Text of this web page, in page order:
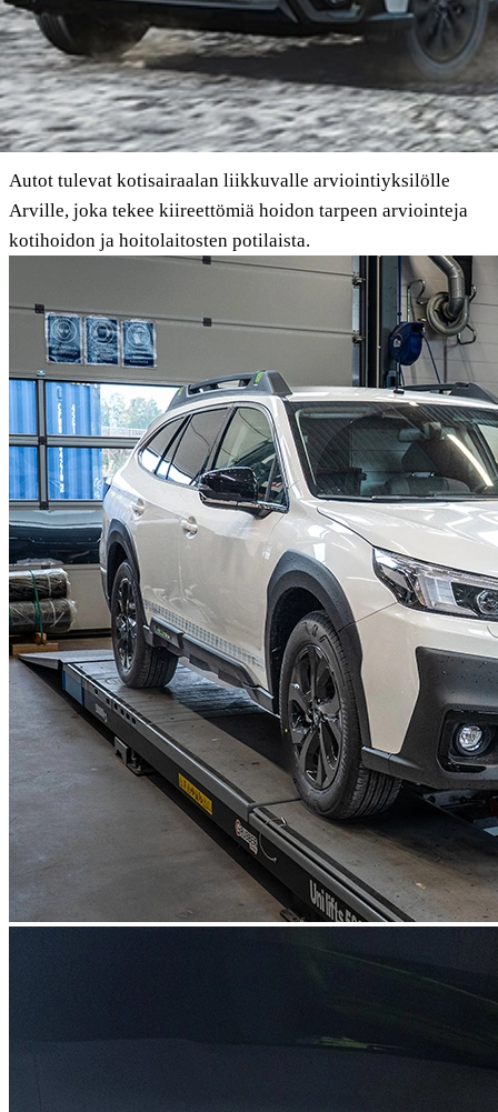
Autot tulevat kotisairaalan liikkuvalle arviointiyksilölle
Arville, joka tekee kiireettömiä hoidon tarpeen arviointeja
kotihoidon ja hoitolaitosten potilaista.